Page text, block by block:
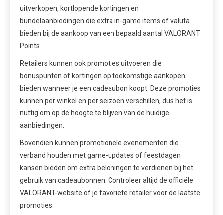
uitverkopen, kortlopende kortingen en
bundelaanbiedingen die extra in-game items of valuta
bieden bij de aankoop van een bepaald aantal VALORANT
Points.
Retailers kunnen ook promoties uitvoeren die
bonuspunten of kortingen op toekomstige aankopen
bieden wanneer je een cadeaubon koopt. Deze promoties
kunnen per winkel en per seizoen verschillen, dus het is
nuttig om op de hoogte te blijven van de huidige
aanbiedingen.
Bovendien kunnen promotionele evenementen die
verband houden met game-updates of feestdagen
kansen bieden om extra beloningen te verdienen bij het
gebruik van cadeaubonnen. Controleer altijd de officiële
VALORANT-website of je favoriete retailer voor de laatste
promoties.